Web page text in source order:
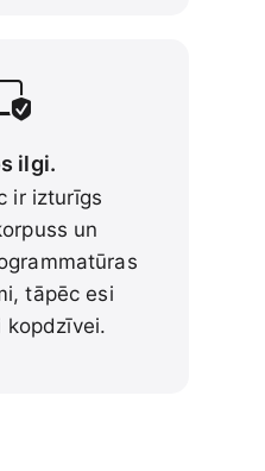
ilgi.
ir izturīgs
un
tāpēc esi
kopdzīvei.